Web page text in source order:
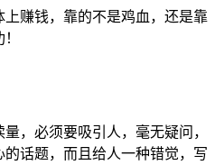
赚钱，靠的不是鸡血，还是靠
，必须要吸引人，毫无疑问，
话题，而且给人一种错觉，写